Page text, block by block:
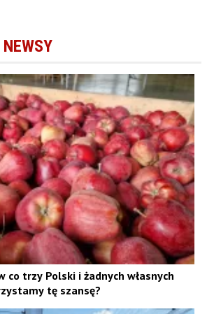
co trzy Polski i żadnych własnych
tę szansę?